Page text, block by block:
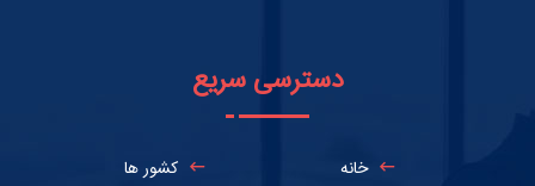
دسترسی سریع
خانه
کشور ها